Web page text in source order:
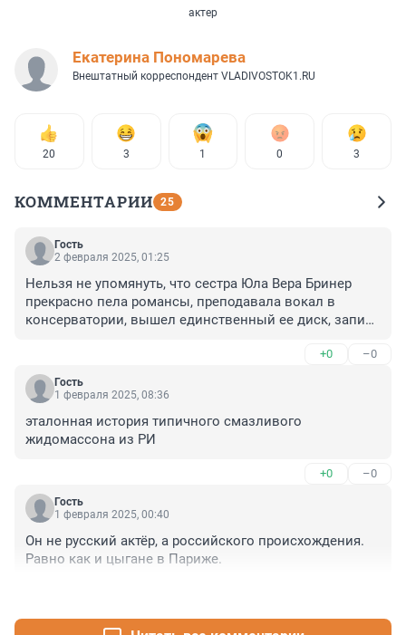
актер
Екатерина Пономарева
Внештатный корреспондент VLADIVOSTOK1.RU
20 3 1 0 3
КОММЕНТАРИИ 25
Гость
2 февраля 2025, 01:25
Нельзя не упомянуть, что сестра Юла Вера Бринер
прекрасно пела романсы, преподавала вокал в
консерватории, вышел единственный ее диск, записи
среди коллекционеров и любителей. Умерла раньше
Юла и тоже от рака лёгких.
+0 –0
Гость
1 февраля 2025, 08:36
эталонная история типичного смазливого
жидомассона из РИ
+0 –0
Гость
1 февраля 2025, 00:40
Он не русский актёр, а российского происхождения.
Равно как и цыгане в Париже.